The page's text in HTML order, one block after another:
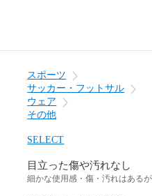
スポーツ
サッカー・フットサル
ウェア
その他
SELECT
目立った傷や汚れなし
細かな使用感・傷・汚れはある